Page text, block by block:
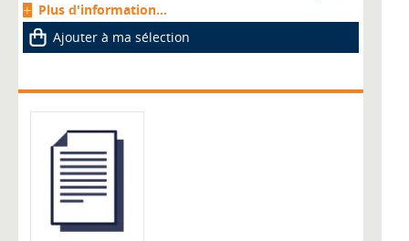
Plus d'information...
Ajouter à ma sélection